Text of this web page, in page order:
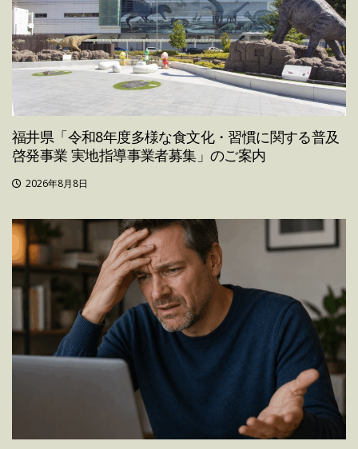
福井県「令和8年度多様な食文化・習慣に関する普及
啓発事業 実地指導事業者募集」のご案内
2026年8月8日